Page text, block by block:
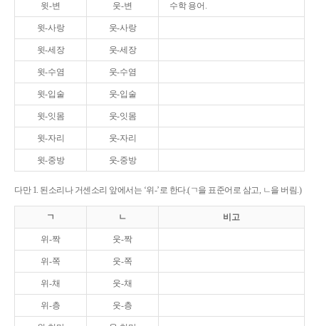
윗-변 웃-변 수학 용어.
윗-사랑 웃-사랑
윗-세장 웃-세장
윗-수염 웃-수염
윗-입술 웃-입술
윗-잇몸 웃-잇몸
윗-자리 웃-자리
윗-중방 웃-중방
다만 1. 된소리나 거센소리 앞에서는 ‘위-’로 한다.(ㄱ을 표준어로 삼고, ㄴ을 버림.)
ㄱ ㄴ 비고
위-짝 웃-짝
위-쪽 웃-쪽
위-채 웃-채
위-층 웃-층